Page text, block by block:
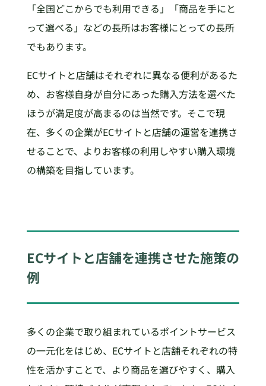
「全国どこからでも利用できる」「商品を手にと
って選べる」などの長所はお客様にとっての長所
でもあります。
ECサイトと店舗はそれぞれに異なる便利があるた
め、お客様自身が自分にあった購入方法を選べた
ほうが満足度が高まるのは当然です。そこで現
在、多くの企業がECサイトと店舗の運営を連携さ
せることで、よりお客様の利用しやすい購入環境
の構築を目指しています。
ECサイトと店舗を連携させた施策の
例
多くの企業で取り組まれているポイントサービス
の一元化をはじめ、ECサイトと店舗それぞれの特
性を活かすことで、より商品を選びやすく、購入